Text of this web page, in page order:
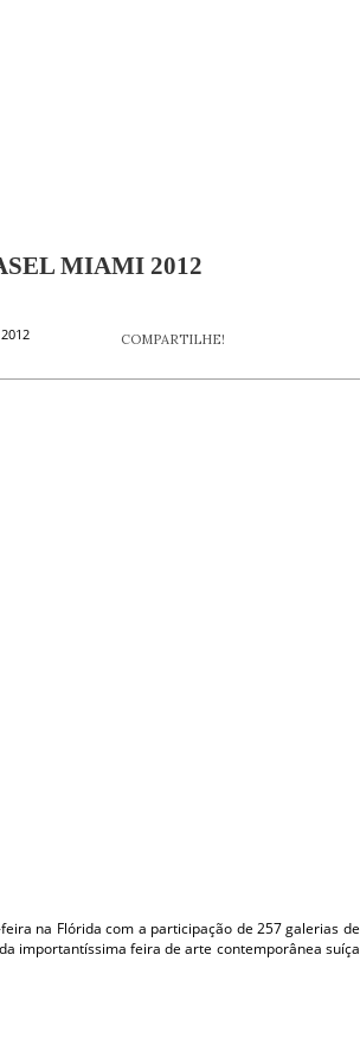
MIAMI 2012
COMPARTILHE!
na Flórida com a participação de 257 galerias de
importantíssima feira de arte contemporânea suíça